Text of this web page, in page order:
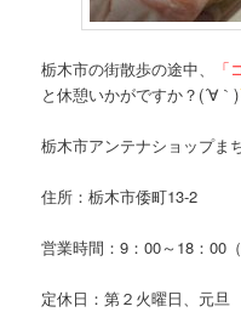
栃木市の街散歩の途中、
と休憩いかがですか？(´∀｀)
栃木市アンテナショップま
住所：栃木市倭町13-2
営業時間：9：00～18：00
定休日：第２火曜日、元旦